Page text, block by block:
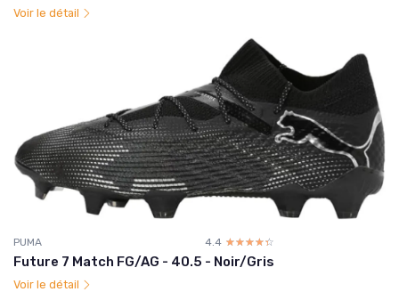
Voir le détail
PUMA 4.4 ☆☆☆☆☆
★★★★★
Future 7 Match FG/AG - 40.5 - Noir/Gris
Voir le détail